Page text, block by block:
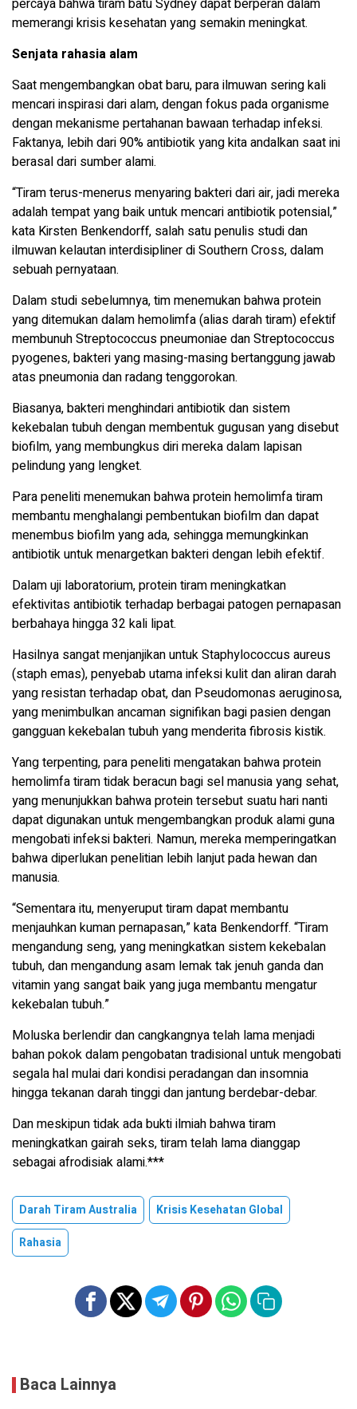
percaya bahwa tiram batu Sydney dapat berperan dalam
memerangi krisis kesehatan yang semakin meningkat.
Senjata rahasia alam
Saat mengembangkan obat baru, para ilmuwan sering kali
mencari inspirasi dari alam, dengan fokus pada organisme
dengan mekanisme pertahanan bawaan terhadap infeksi.
Faktanya, lebih dari 90% antibiotik yang kita andalkan saat ini
berasal dari sumber alami.
“Tiram terus-menerus menyaring bakteri dari air, jadi mereka
adalah tempat yang baik untuk mencari antibiotik potensial,”
kata Kirsten Benkendorff, salah satu penulis studi dan
ilmuwan kelautan interdisipliner di Southern Cross, dalam
sebuah pernyataan.
Dalam studi sebelumnya, tim menemukan bahwa protein
yang ditemukan dalam hemolimfa (alias darah tiram) efektif
membunuh Streptococcus pneumoniae dan Streptococcus
pyogenes, bakteri yang masing-masing bertanggung jawab
atas pneumonia dan radang tenggorokan.
Biasanya, bakteri menghindari antibiotik dan sistem
kekebalan tubuh dengan membentuk gugusan yang disebut
biofilm, yang membungkus diri mereka dalam lapisan
pelindung yang lengket.
Para peneliti menemukan bahwa protein hemolimfa tiram
membantu menghalangi pembentukan biofilm dan dapat
menembus biofilm yang ada, sehingga memungkinkan
antibiotik untuk menargetkan bakteri dengan lebih efektif.
Dalam uji laboratorium, protein tiram meningkatkan
efektivitas antibiotik terhadap berbagai patogen pernapasan
berbahaya hingga 32 kali lipat.
Hasilnya sangat menjanjikan untuk Staphylococcus aureus
(staph emas), penyebab utama infeksi kulit dan aliran darah
yang resistan terhadap obat, dan Pseudomonas aeruginosa,
yang menimbulkan ancaman signifikan bagi pasien dengan
gangguan kekebalan tubuh yang menderita fibrosis kistik.
Yang terpenting, para peneliti mengatakan bahwa protein
hemolimfa tiram tidak beracun bagi sel manusia yang sehat,
yang menunjukkan bahwa protein tersebut suatu hari nanti
dapat digunakan untuk mengembangkan produk alami guna
mengobati infeksi bakteri. Namun, mereka memperingatkan
bahwa diperlukan penelitian lebih lanjut pada hewan dan
manusia.
“Sementara itu, menyeruput tiram dapat membantu
menjauhkan kuman pernapasan,” kata Benkendorff. “Tiram
mengandung seng, yang meningkatkan sistem kekebalan
tubuh, dan mengandung asam lemak tak jenuh ganda dan
vitamin yang sangat baik yang juga membantu mengatur
kekebalan tubuh.”
Moluska berlendir dan cangkangnya telah lama menjadi
bahan pokok dalam pengobatan tradisional untuk mengobati
segala hal mulai dari kondisi peradangan dan insomnia
hingga tekanan darah tinggi dan jantung berdebar-debar.
Dan meskipun tidak ada bukti ilmiah bahwa tiram
meningkatkan gairah seks, tiram telah lama dianggap
sebagai afrodisiak alami.***
Darah Tiram Australia
Krisis Kesehatan Global
Rahasia
Baca Lainnya